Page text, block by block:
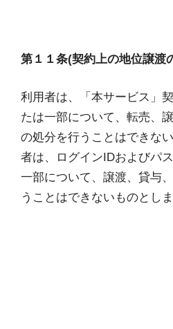
第１１条(契約上の地位譲渡
利用者は、「本サービス」
たは一部について、転売、
の処分を行うことはできな
者は、ログインIDおよびパ
一部について、譲渡、貸与
うことはできないものとしま